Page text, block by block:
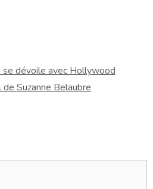
se dévoile avec Hollywood
de Suzanne Belaubre